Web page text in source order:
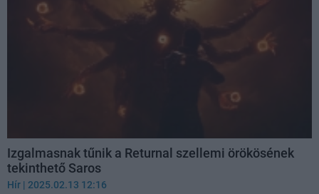
Izgalmasnak tűnik a Returnal szellemi örökösének
tekinthető Saros
Hír | 2025.02.13 12:16